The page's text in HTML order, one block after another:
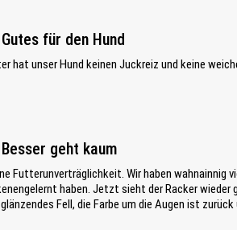
Gutes für den Hund
hat unser Hund keinen Juckreiz und keine
5 Sternen
Besser geht kaum
Futterunverträglichkeit. Wir haben wahnainnig
haben. Jetzt sieht der Racker
Fell, die Farbe um die Augen ist